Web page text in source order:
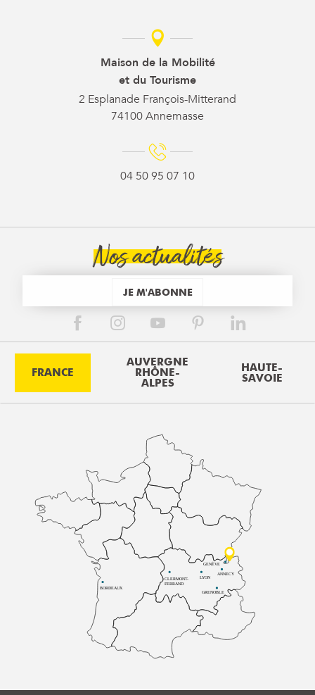
Maison de la Mobilité
et du Tourisme
2 Esplanade François-Mitterand
74100 Annemasse
04 50 95 07 10
Nos actualités
JE M'ABONNE
FRANCE
AUVERGNE
RHÔNE-
ALPES
HAUTE-
SAVOIE
BORDEAUX
CLERMONT-
FERRAND
LYON
ANNECY
GRENOBLE
GENÈVE